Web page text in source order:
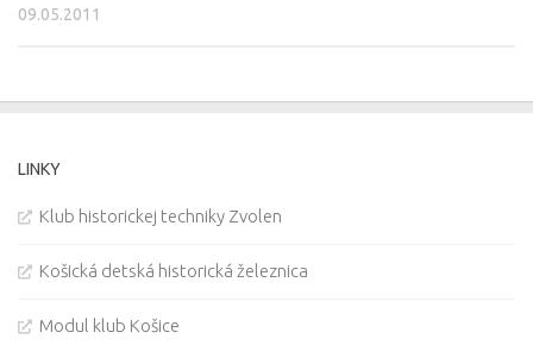
09.05.2011
LINKY
Klub historickej techniky Zvolen
Košická detská historická železnica
Modul klub Košice